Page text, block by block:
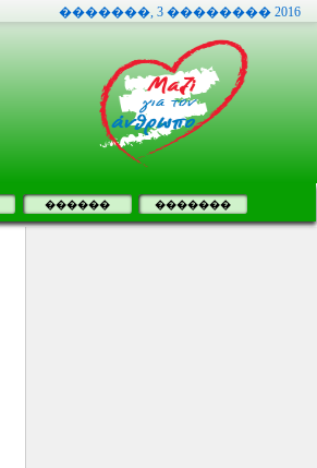
�������, 3 �������� 2016
������ �������